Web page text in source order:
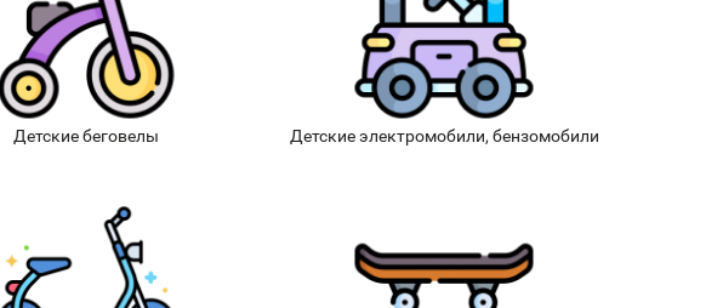
Детские беговелы Детские электромобили, бензомобили